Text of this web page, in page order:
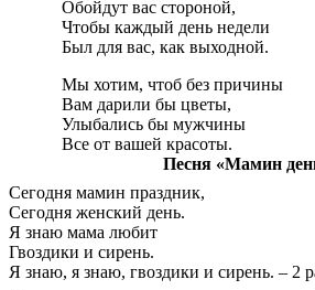
Обойдут вас стороной,
Чтобы каждый день недели
Был для вас, как выходной.
Мы хотим, чтоб без причины
Вам дарили бы цветы,
Улыбались бы мужчины
Все от вашей красоты.
Песня «Мамин
Сегодня мамин праздник,
Сегодня женский день.
Я знаю мама любит
Гвоздики и сирень.
Я знаю, я знаю, гвоздики и сирень. – 2